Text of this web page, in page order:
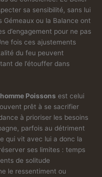
sa sensibilité, sans lui
ou la Balance ont
d’engagement pour ne pas
fois ces ajustements
du feu peuvent
de l’étouffer dans
Poissons est celui
prêt à se sacrifier
à prioriser les besoins
parfois au détriment
qui vit avec lui a donc la
ses limites : temps
de solitude
le ressentiment ou